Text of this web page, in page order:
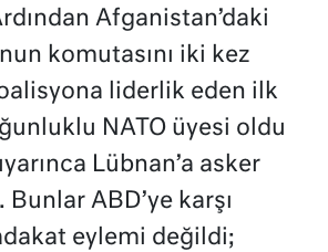
Afganistan’daki
komutasını iki kez
liderlik eden ilk
NATO üyesi oldu
Lübnan’a asker
Bunlar ABD’ye karşı
eylemi değildi;